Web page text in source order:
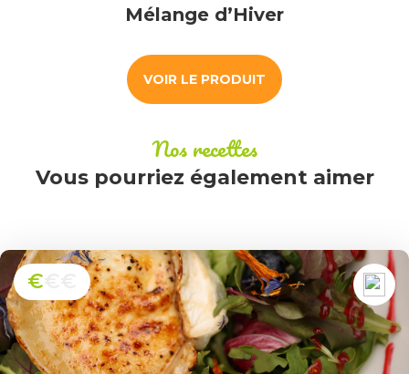
Mélange d’Hiver
VOIR LE PRODUIT
Nos recettes
Vous pourriez également aimer
€